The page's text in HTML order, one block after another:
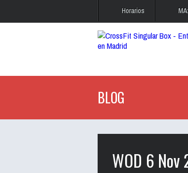
Horarios
BLOG
WOD 6 Nov